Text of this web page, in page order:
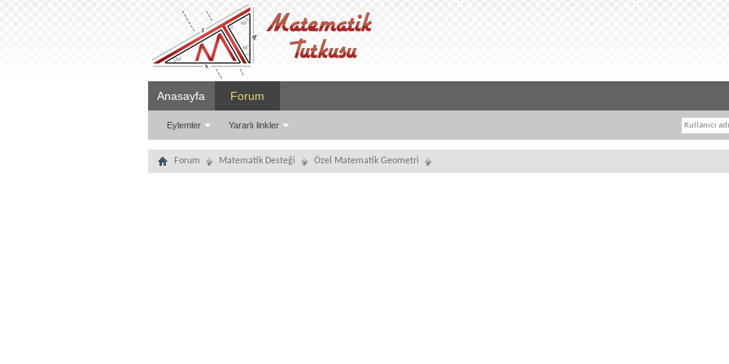
Anasayfa Forum
Eylemler Yararlı linkler
Forum Matematik Desteği Özel Matematik Geometri